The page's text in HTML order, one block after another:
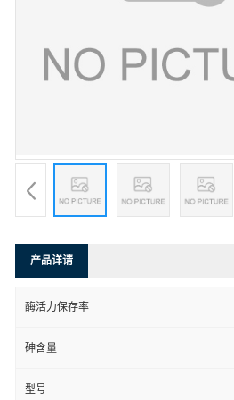
产品详请
酶活力保存率
砷含量
型号